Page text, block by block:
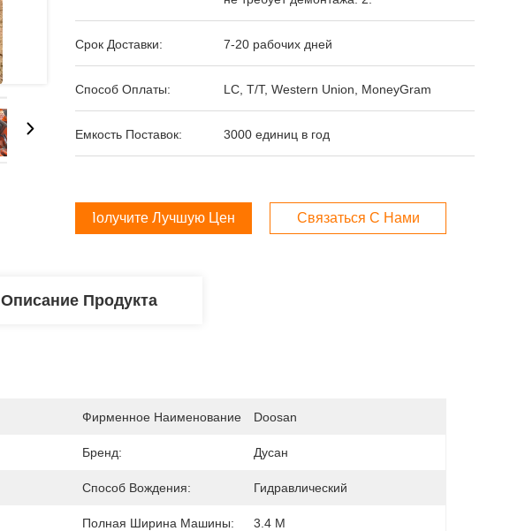
Срок Доставки: 7-20 рабочих дней
Способ Оплаты: LC, T/T, Western Union, MoneyGram
Емкость Поставок: 3000 единиц в год
Получите Лучшую Цену Связаться С Нами
Описание Продукта
Фирменное Наименование Doosan
Бренд: Дусан
Способ Вождения: Гидравлический
Полная Ширина Машины: 3.4 М